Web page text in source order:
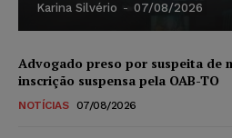
Karina Silvério - 07/08/2026
Advogado preso por suspeita de
inscrição suspensa pela OAB-TO
NOTÍCIAS 07/08/2026